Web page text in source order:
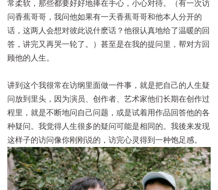
常柔软，那些都要好好地捧在手心，小心对待。（有一次访
问香蕉哥哥，我问他如果有一天香蕉哥哥和他本人分开的
话，这两人会想对彼此说什麽话？他很认真地给了温暖的回
答，讲完又再哭一轮了。）甚至是在我的提问里，帮对方回
顾他的人生。
讲到这个我很常在访纲里面做一件事，就是把自己的人生疑
问放到里头，因为演员、创作者、艺术家他们长期在创作过
程里，就是不断地问自己问题，或是试着用作品回答他的各
种疑问。我觉得人生很多的疑问可能是相同的。我後来发现
这样子的访问像你刚刚说的，访完心灵得到一种饱足感。